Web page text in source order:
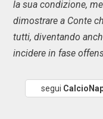
la sua condizione,
dimostrare a Conte
tutti, diventando
incidere in fase
segui